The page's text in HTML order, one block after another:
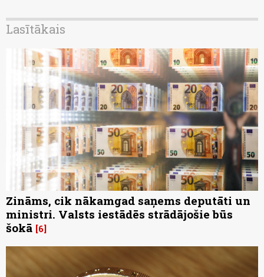
Lasītākais
Zināms, cik nākamgad saņems deputāti un
ministri. Valsts iestādēs strādājošie būs
šokā 6